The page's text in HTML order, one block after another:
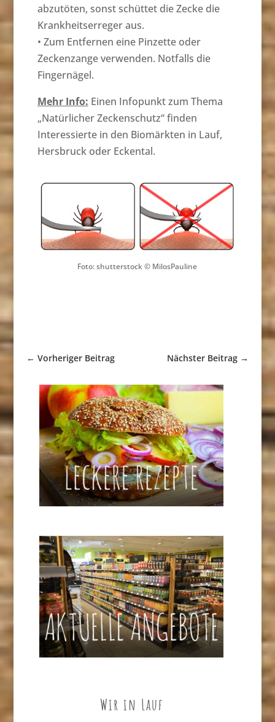
abzutöten, sonst schüttet die Zecke die
Krankheitserreger aus.
• Zum Entfernen eine Pinzette oder
Zeckenzange verwenden. Notfalls die
Fingernägel.
Mehr Info: Einen Infopunkt zum Thema
„Natürlicher Zeckenschutz“ finden
Interessierte in den Biomärkten in Lauf,
Hersbruck oder Eckental.
Foto: shutterstock © MilosPauline
← Vorheriger Beitrag Nächster Beitrag →
Wir in Lauf